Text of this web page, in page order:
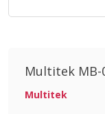
Multitek MB-
Multitek